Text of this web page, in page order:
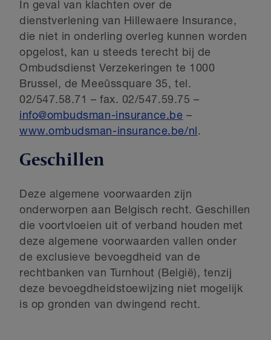
In geval van klachten over de
dienstverlening van Hillewaere Insurance,
die niet in onderling overleg kunnen worden
opgelost, kan u steeds terecht bij de
Ombudsdienst Verzekeringen te 1000
Brussel, de Meeûssquare 35, tel.
02/547.58.71 – fax. 02/547.59.75 –
info@ombudsman-insurance.be –
www.ombudsman-insurance.be/nl.
Geschillen
Deze algemene voorwaarden zijn
onderworpen aan Belgisch recht. Geschillen
die voortvloeien uit of verband houden met
deze algemene voorwaarden vallen onder
de exclusieve bevoegdheid van de
rechtbanken van Turnhout (België), tenzij
deze bevoegdheidstoewijzing niet mogelijk
is op gronden van dwingend recht.